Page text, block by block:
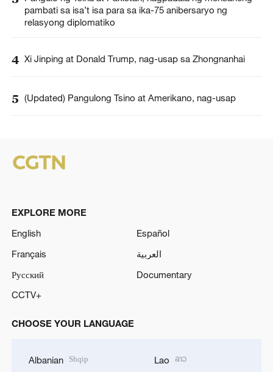
pambati sa isa’t isa para sa ika-75 anibersaryo ng
relasyong diplomatiko
4 Xi Jinping at Donald Trump, nag-usap sa Zhongnanhai
5 (Updated) Pangulong Tsino at Amerikano, nag-usap
EXPLORE MORE
English
Español
Français
العربية
Русский
Documentary
CCTV+
CHOOSE YOUR LANGUAGE
Albanian Shqip Lao ລາວ